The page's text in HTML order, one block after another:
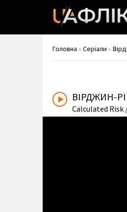
Головна » Серіали »
ВІРДЖИН-
Calculated Risk